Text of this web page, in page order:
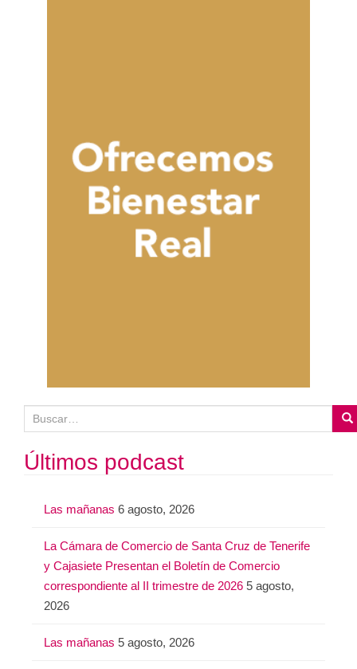
u
s
c
Últimos podcast
Las mañanas 6 agosto, 2026
La Cámara de Comercio de Santa Cruz de Tenerife
y Cajasiete Presentan el Boletín de Comercio
correspondiente al II trimestre de 2026 5 agosto,
2026
Las mañanas 5 agosto, 2026